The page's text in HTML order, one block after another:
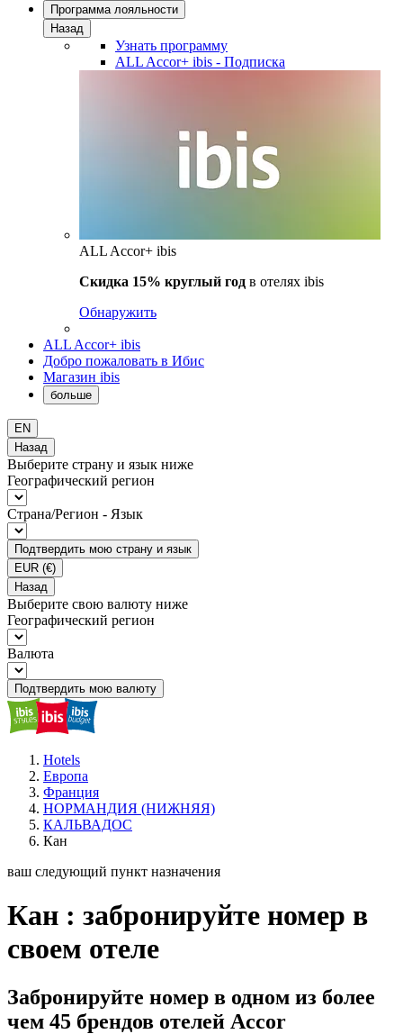
Программа лояльности
Назад
Узнать программу
ALL Accor+ ibis - Подписка
ALL Accor+ ibis
Скидка 15% круглый год в отелях ibis
Обнаружить
ALL Accor+ ibis
Добро пожаловать в Ибис
Магазин ibis
больше
EN
Назад
Выберите страну и язык ниже
Географический регион
Страна/Регион - Язык
Подтвердить мою страну и язык
EUR (€)
Назад
Выберите свою валюту ниже
Географический регион
Валюта
Подтвердить мою валюту
Hotels
Европа
Франция
НОРМАНДИЯ (НИЖНЯЯ)
КАЛЬВАДОС
Кан
ваш следующий пункт назначения
Кан : забронируйте номер в
своем отеле
Забронируйте номер в одном из более
чем 45 брендов отелей Accor